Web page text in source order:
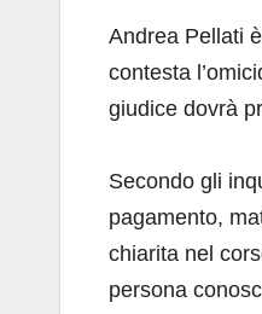
Andrea Pellati
contesta
giudice dovrà
Secondo gli
pagamento,
chiarita nel
persona